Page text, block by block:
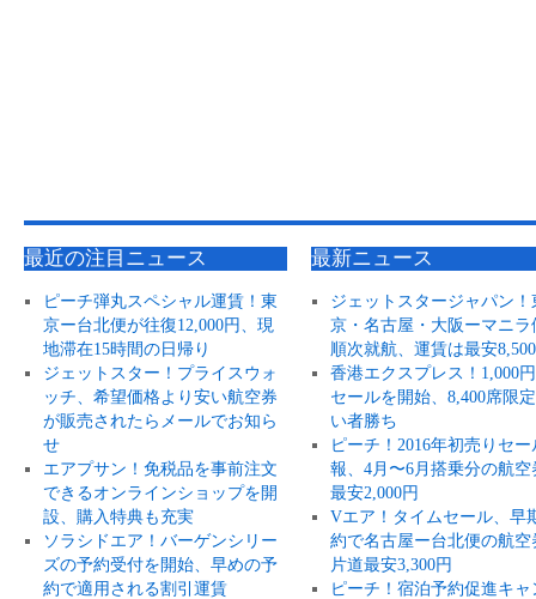
最近の注目ニュース
ピーチ弾丸スペシャル運賃！東
京ー台北便が往復12,000円、現
地滞在15時間の日帰り
ジェットスター！プライスウォ
ッチ、希望価格より安い航空券
が販売されたらメールでお知ら
せ
エアプサン！免税品を事前注文
できるオンラインショップを開
設、購入特典も充実
ソラシドエア！バーゲンシリー
ズの予約受付を開始、早めの予
約で適用される割引運賃
最新ニュース
ジェットスタージャパン！
京・名古屋・大阪ーマニラ
順次就航、運賃は最安
香港エクスプレス！1,000
セールを開始、8,400席限
い者勝ち
ピーチ！2016年初売りセー
報、4月〜6月搭乗分の航空
最安2,000円
Vエア！タイムセール、早
約で名古屋ー台北便の航空
片道最安3,300円
ピーチ！宿泊予約促進キャ